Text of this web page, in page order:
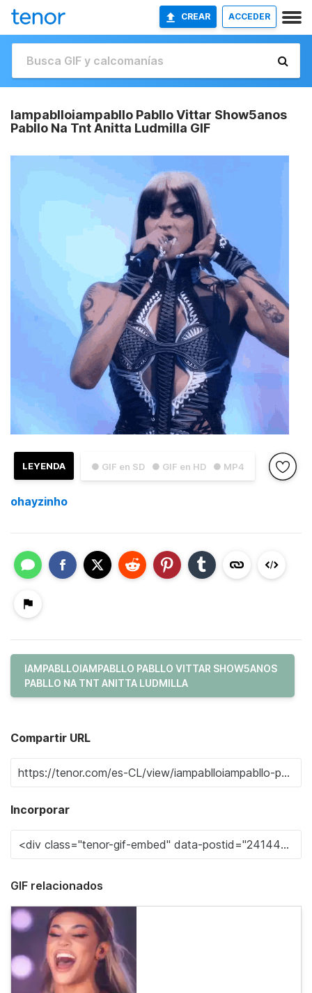
CREAR ACCEDER
Iampablloiampabllo Pabllo Vittar Show5anos
Pabllo Na Tnt Anitta Ludmilla GIF
● GIF en SD ● GIF en HD ● MP4
LEYENDA
ohayzinho
IAMPABLLOIAMPABLLO PABLLO VITTAR SHOW5ANOS
PABLLO NA TNT ANITTA LUDMILLA
Compartir URL
Incorporar
GIF relacionados